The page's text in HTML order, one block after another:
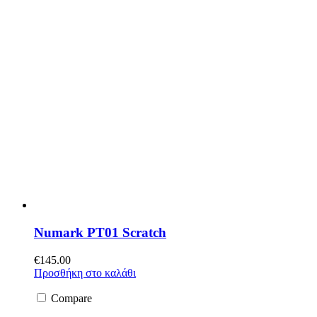
Numark PT01 Scratch
€145.00
Προσθήκη στο καλάθι
Compare